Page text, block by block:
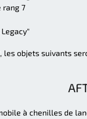
rang 7
, les objets suivants
à chenilles de